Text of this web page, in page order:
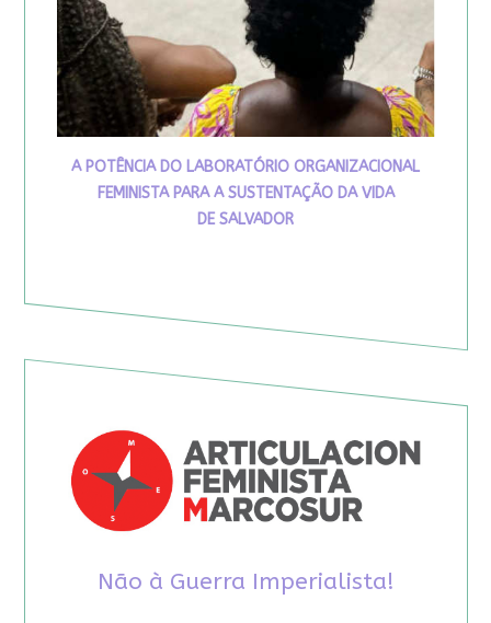
A POTÊNCIA DO LABORATÓRIO ORGANIZACIONAL
FEMINISTA PARA A SUSTENTAÇÃO DA VIDA
DE SALVADOR
Não à Guerra Imperialista!